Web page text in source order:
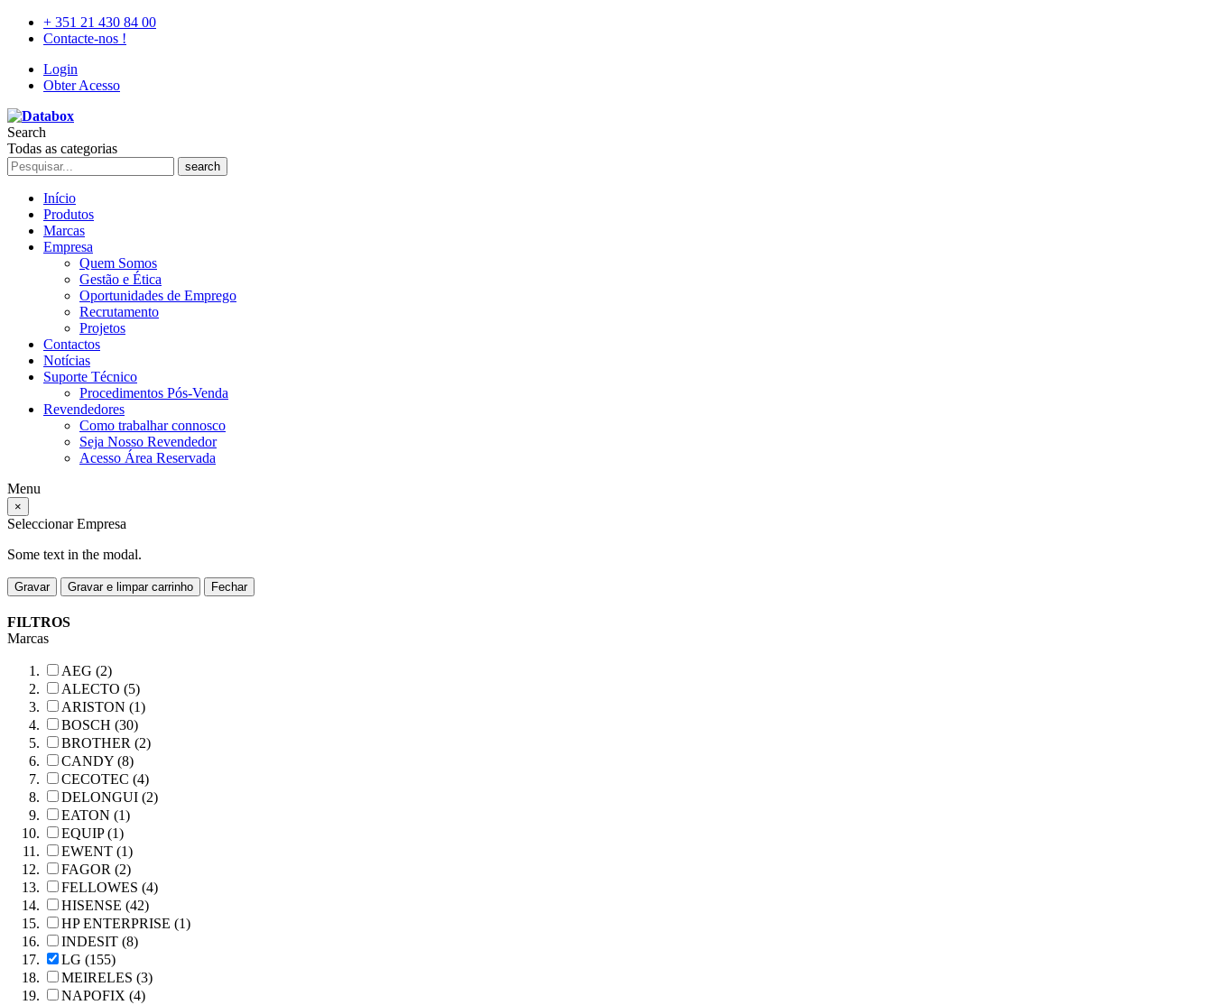
+ 351 21 430 84 00
Contacte-nos !
Login
Obter Acesso
Search
Todas as categorias
search
Início
Produtos
Marcas
Empresa
Quem Somos
Gestão e Ética
Oportunidades de Emprego
Recrutamento
Projetos
Contactos
Notícias
Suporte Técnico
Procedimentos Pós-Venda
Revendedores
Como trabalhar connosco
Seja Nosso Revendedor
Acesso Área Reservada
Menu
×
Seleccionar Empresa
Some text in the modal.
Gravar Gravar e limpar carrinho Fechar
FILTROS
Marcas
AEG (2)
ALECTO (5)
ARISTON (1)
BOSCH (30)
BROTHER (2)
CANDY (8)
CECOTEC (4)
DELONGUI (2)
EATON (1)
EQUIP (1)
EWENT (1)
FAGOR (2)
FELLOWES (4)
HISENSE (42)
HP ENTERPRISE (1)
INDESIT (8)
LG (155)
MEIRELES (3)
NAPOFIX (4)